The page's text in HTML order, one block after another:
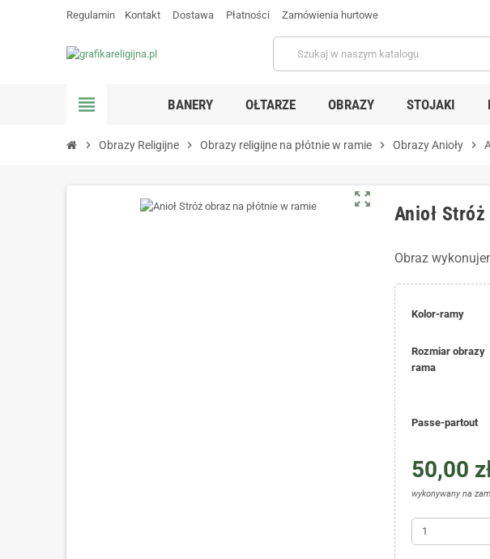
Regulamin Kontakt Dostawa Płatności Zamówienia hurtowe
view_headline BANERY OŁTARZE OBRAZY STOJAKI
chevron_right Obrazy Religijne chevron_right Obrazy religijne na płótnie w ramie chevron_right Obrazy Anioły chevron_right
zoom_out_map
Anioł
Obraz
Kolor-ramy
Rozmiar obrazy
rama
Passe-partout
50,00
wykonywany na